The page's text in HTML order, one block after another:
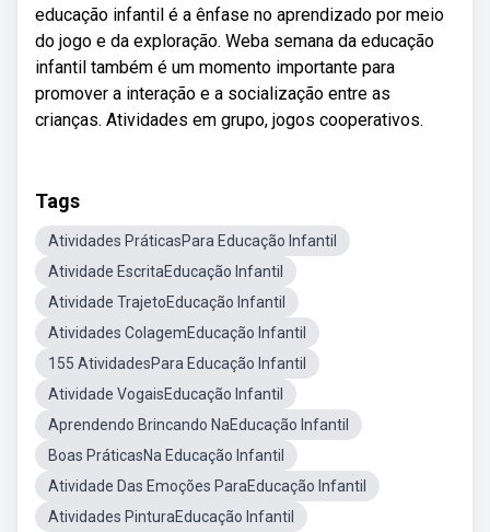
educação infantil é a ênfase no aprendizado por meio
do jogo e da exploração. Weba semana da educação
infantil também é um momento importante para
promover a interação e a socialização entre as
crianças. Atividades em grupo, jogos cooperativos.
Tags
Atividades PráticasPara Educação Infantil
Atividade EscritaEducação Infantil
Atividade TrajetoEducação Infantil
Atividades ColagemEducação Infantil
155 AtividadesPara Educação Infantil
Atividade VogaisEducação Infantil
Aprendendo Brincando NaEducação Infantil
Boas PráticasNa Educação Infantil
Atividade Das Emoções ParaEducação Infantil
Atividades PinturaEducação Infantil